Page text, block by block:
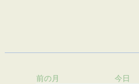
前の月 今日